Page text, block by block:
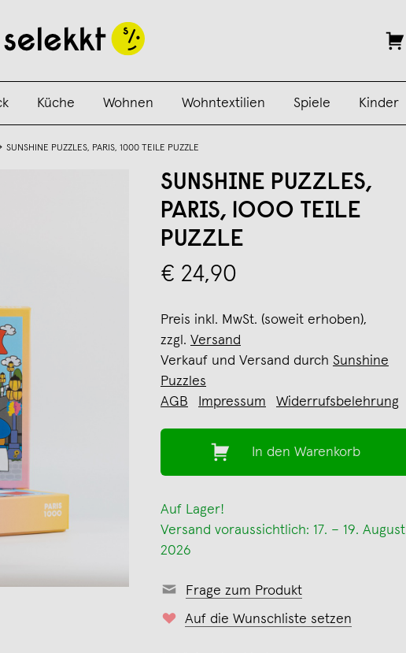
Küche Wohnen Wohntextilien Spiele Kinder
SUNSHINE PUZZLES, PARIS, 1000 TEILE PUZZLE
SUNSHINE PUZZLES,
PARIS, 1000 TEILE
PUZZLE
€ 24,90
Preis inkl. MwSt. (soweit erhoben),
zzgl. Versand
Verkauf und Versand durch Sunshine
Puzzles
AGB
Impressum Widerrufsbelehrung
In den Warenkorb
Auf Lager!
Versand voraussichtlich: 17. – 19. August
2026
Frage zum Produkt
Auf die Wunschliste setzen